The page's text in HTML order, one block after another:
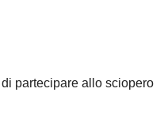
partecipare allo sciopero